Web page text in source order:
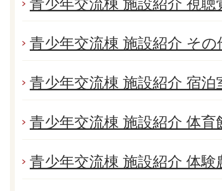
青少年交流棟 施設紹介 そ
青少年交流棟 施設紹介 宿泊
青少年交流棟 施設紹介 体育
青少年交流棟 施設紹介 体験